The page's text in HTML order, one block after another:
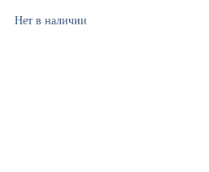
Нет в наличии